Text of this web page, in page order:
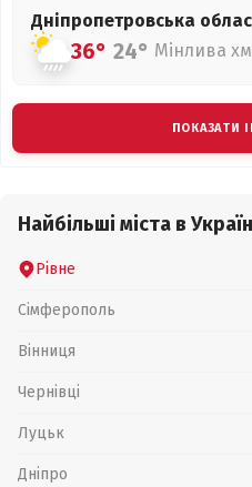
Дніпропетровська
36° 24° Мінлива
ПОКАЗАТИ
Найбільші міста в
Рівне
Сімферополь
Вінниця
Чернівці
Луцьк
Дніпро